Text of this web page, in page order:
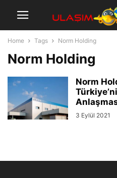
Home Tags Norm Holding
Norm Holding
Norm
3 Eylül 2021